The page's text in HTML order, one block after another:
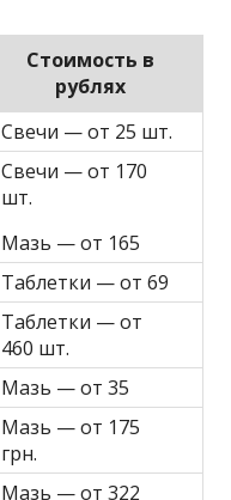
Стоимость в
рублях
Свечи — от 25 шт.
Свечи — от 170
шт.
Мазь — от 165
Таблетки — от 69
Таблетки — от
460 шт.
Мазь — от 35
Мазь — от 175
грн.
Мазь — от 322